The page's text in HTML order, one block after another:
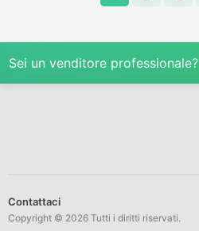
Sei un venditore professionale?
Contattaci
Copyright © 2026 Tutti i diritti riservati.